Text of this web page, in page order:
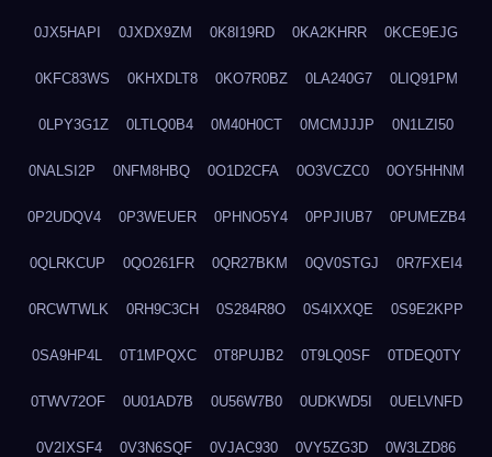
0JX5HAPI 0JXDX9ZM 0K8I19RD 0KA2KHRR 0KCE9EJG
0KFC83WS 0KHXDLT8 0KO7R0BZ 0LA240G7 0LIQ91PM
0LPY3G1Z 0LTLQ0B4 0M40H0CT 0MCMJJJP 0N1LZI50
0NALSI2P 0NFM8HBQ 0O1D2CFA 0O3VCZC0 0OY5HHNM
0P2UDQV4 0P3WEUER 0PHNO5Y4 0PPJIUB7 0PUMEZB4
0QLRKCUP 0QO261FR 0QR27BKM 0QV0STGJ 0R7FXEI4
0RCWTWLK 0RH9C3CH 0S284R8O 0S4IXXQE 0S9E2KPP
0SA9HP4L 0T1MPQXC 0T8PUJB2 0T9LQ0SF 0TDEQ0TY
0TWV72OF 0U01AD7B 0U56W7B0 0UDKWD5I 0UELVNFD
0V2IXSF4 0V3N6SQF 0VJAC930 0VY5ZG3D 0W3LZD86